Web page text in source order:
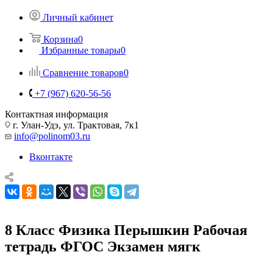
Личный кабинет
Корзина0
Избранные товары0
Сравнение товаров0
+7 (967) 620-56-56
Контактная информация
г. Улан-Удэ, ул. Трактовая, 7к1
info@polinom03.ru
Вконтакте
8 Класс Физика Перышкин Рабочая
тетрадь ФГОС Экзамен мягк